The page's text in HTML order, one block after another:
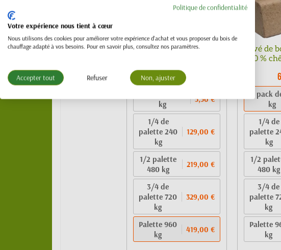
Bûche bois densifié -
419,00 €
kg
5,50 €
1/4 de
palette 240
kg
129,00 €
1/2 palette
480 kg
219,00 €
3/4 de
palette 720
kg
329,00 €
Palette 960
kg
419,00 €
Pavé de
100 %
1 pack
kg
1/4 de
palette
kg
1/2
480 kg
3/4 de
palette
kg
Palette
kg
Politique de confidentialité
Votre expérience nous tient à cœur
Nous utilisons des cookies pour améliorer votre expérience d'achat et vous proposer du bois de
chauffage adapté à vos besoins. Pour en savoir plus, consultez nos paramètres.
Accepter tout Refuser Non, ajuster